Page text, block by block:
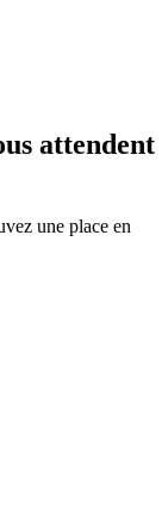
attendent
une place en